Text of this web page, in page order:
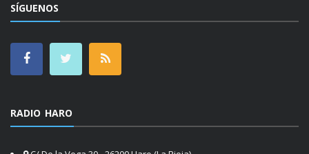
SÍGUENOS
RADIO HARO